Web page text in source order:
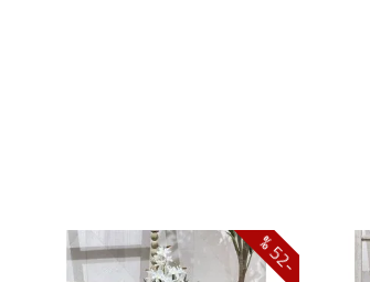
-
5
2
%